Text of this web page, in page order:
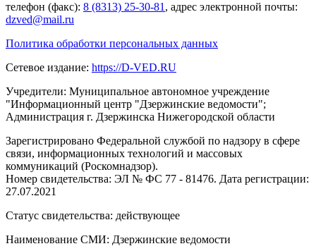
телефон (факс): 8 (8313) 25-30-81 , адрес электронной почты:
dzved@mail.ru
Политика обработки персональных данных
Сетевое издание: https://D-VED.RU
Учредители: Муниципальное автономное учреждение
"Информационный центр "Дзержинские ведомости";
Администрация г. Дзержинска Нижегородской области
Зарегистрировано Федеральной службой по надзору в сфере
связи, информационных технологий и массовых
коммуникаций (Роскомнадзор).
Номер свидетельства: ЭЛ № ФС 77 - 81476. Дата регистрации:
27.07.2021
Статус свидетельства: действующее
Наименование СМИ: Дзержинские ведомости